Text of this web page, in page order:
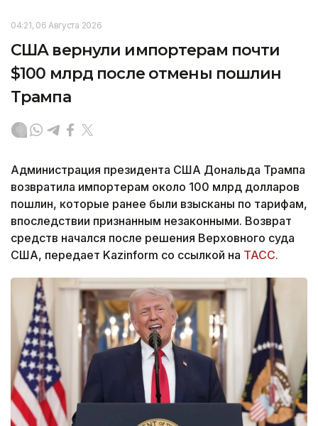
04:21, 06 Августа 2026
США вернули импортерам почти
$100 млрд после отмены пошлин
Трампа
Администрация президента США Дональда Трампа
возвратила импортерам около 100 млрд долларов
пошлин, которые ранее были взысканы по тарифам,
впоследствии признанным незаконными. Возврат
средств начался после решения Верховного суда
США, передает Kazinform со ссылкой на ТАСС.